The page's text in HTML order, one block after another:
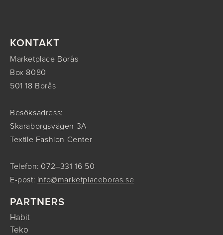
KONTAKT
Marketplace Borås
Box 8080
501 18 Borås
Besöksadress:
Skaraborgsvägen 3A
Textile Fashion Center
Telefon: 072–331 16 50
E-post: info@marketplaceboras.se
PARTNERS
Habit
Teko